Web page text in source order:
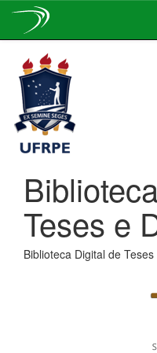
navigation
Teses e
Biblioteca Digital de